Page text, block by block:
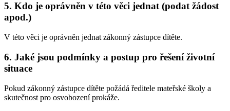
5. Kdo je oprávněn v této věci jednat (podat žádost
apod.)
V této věci je oprávněn jednat zákonný zástupce dítěte.
6. Jaké jsou podmínky a postup pro řešení životní
situace
Pokud zákonný zástupce dítěte požádá ředitele mateřské školy a
skutečnost pro osvobození prokáže.